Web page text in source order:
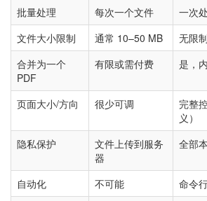
批量处理 每次一个文件
一次
文件大小限制
通常 10–50 MB
无限制
合并为一个
PDF
有限或需付费 是，
页面大小/方向 很少可调
完整
义）
隐私保护
文件上传到服务
器
全部
自动化 不可能
命令